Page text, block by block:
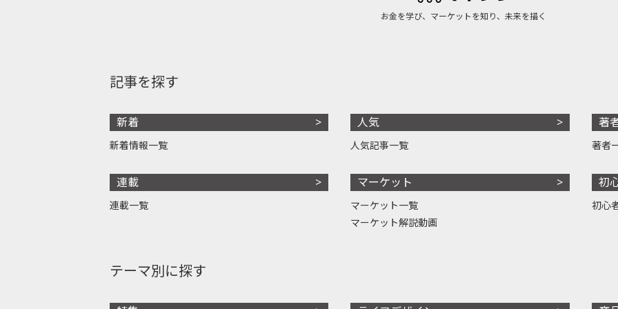
お金を学び、マーケットを知り、未来を描く
記事を探す
新着
新着情報一覧
連載
連載一覧
人気
人気記事一覧
マーケット
マーケット一覧
マーケット解説動画
著
著者
初
初心
テーマ別に探す